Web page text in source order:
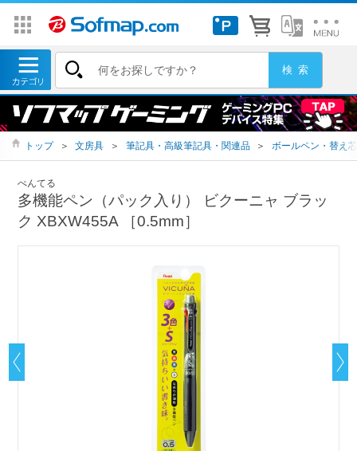
トップ ＞ 文房具 ＞ 筆記具・高級筆記具・関連品 ＞ ボールペン・替え芯
ぺんてる
多機能ペン（パック入り） ビクーニャ ブラッ
ク XBXW455A ［0.5mm］